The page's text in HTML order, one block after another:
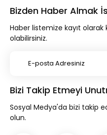
Bizden Haber Almak
Haber listemize kayıt
olabilirsiniz.
Bizi Takip Etmeyi
Sosyal Medya'da bizi takip
olun.